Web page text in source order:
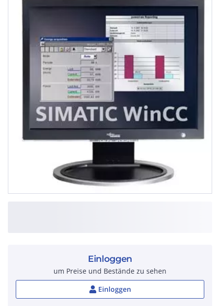
Einloggen
um Preise und Bestände zu sehen
Einloggen